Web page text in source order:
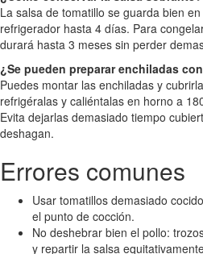
La salsa de tomatillo se guarda bien
refrigerador hasta 4 días. Para
durará hasta 3 meses sin perder
¿Se pueden preparar enchiladas
Puedes montar las enchiladas y
refrigéralas y caliéntalas en horno a
Evita dejarlas demasiado tiempo
deshagan.
Errores comunes
Usar tomatillos demasiado
el punto de cocción.
No deshebrar bien el pollo:
y repartir la salsa